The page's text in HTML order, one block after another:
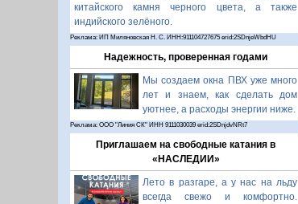
китайского камня черного цвета, а также
индийского зелёного.
Реклама: ИП Миляновская Н. С. ИНН:911104727675 erid:2SDnjeWbdHU
Надежность, проверенная годами
Мы создаем окна ПВХ уже много
лет и знаем, как сделать дом
уютнее, а расходы энергии ниже.
Реклама: ООО "Линия СК" ИНН 9111030039 erid:2SDnjdvNRt7
Приглашаем на свободные катания в
«НАСЛЕДИИ»
Лето в разгаре, а у нас на льду
всегда свежо и комфортно.